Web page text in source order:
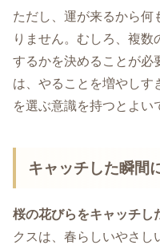
ただし、運が来るから何
りません。むしろ、複
するかを決めることが必
は、やることを増やしす
を選ぶ意識を持つとよい
キャッチした瞬間
桜の花びらをキャッチし
クスは、春らしいやさし